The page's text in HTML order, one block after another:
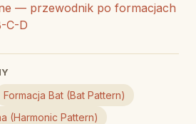
— przewodnik po formacjach
C-D
Formacja Bat (Bat Pattern)
(Harmonic Pattern)